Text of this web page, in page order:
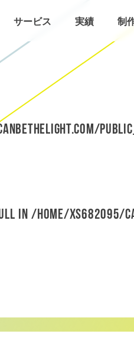
サービス 実績 制
in/home/xs682095/